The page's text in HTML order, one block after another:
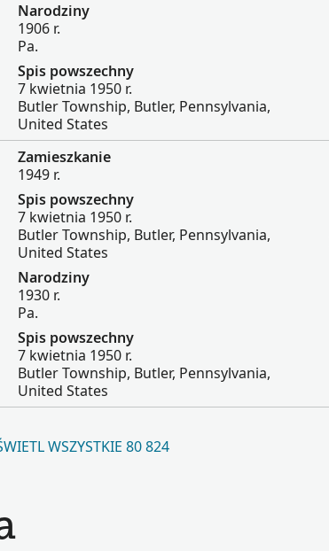
Narodziny
1906 r.
Pa.
Spis powszechny
7 kwietnia 1950 r.
Butler Township, Butler, Pennsylvania,
United States
Zamieszkanie
1949 r.
Spis powszechny
7 kwietnia 1950 r.
Butler Township, Butler, Pennsylvania,
United States
Narodziny
1930 r.
Pa.
Spis powszechny
7 kwietnia 1950 r.
Butler Township, Butler, Pennsylvania,
United States
WSZYSTKIE 80 824